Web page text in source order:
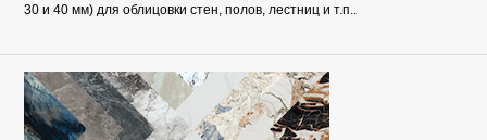
30 и 40 мм) для облицовки стен, полов, лестниц и т.п..